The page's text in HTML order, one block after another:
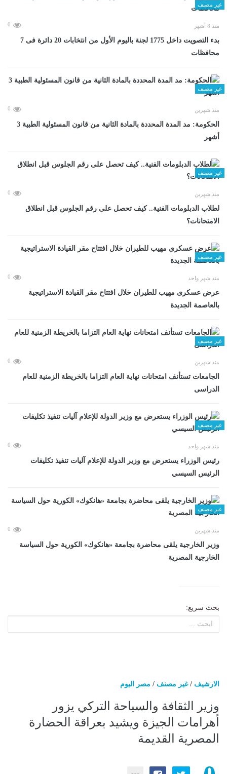
غير مصنف
منذ 8 أشهر 0
بدء التصويت داخل 1775 لجنة باليوم الأول من انتخابات 20 دائرة فى 7
محافظات
غير مصنف
منذ شهرين 0
الحكومة: مد المدة المحددة بالمادة الثانية من قانون المسئولية الطبية 3
أشهر
غير مصنف
منذ شهرين 0
لطلاب الدبلومات الفنية.. كيف تحصل على رقم الجلوس قبل انطلاق
الامتحانات؟
غير مصنف
منذ شهر واحد 0
عرض عسكرى مهيب للطيران خلال افتتاح مقر القيادة الاستراتيجية
بالعاصمة الجديدة
غير مصنف
منذ شهرين 0
الجامعات تستأنف امتحانات نهاية العام التزاما بالخريطة الزمنية للعام
الدراسى
غير مصنف
منذ شهر واحد 0
رئيس الوزراء يستعرض مع وزير الدولة للإعلام آليات تنفيذ تكليفات
الرئيس السيسي
غير مصنف
منذ شهرين 0
وزير الخارجية يلقى محاضرة بجامعة «هانكوك» الكورية حول السياسة
الخارجية المصرية
بحث سريع:
الارشيف /غير مصنف / مصر اليوم
وزير الثقافة والسياحة التركي يزور
أهرامات الجيزة ويشيد بعراقة الحضارة
المصرية القديمة